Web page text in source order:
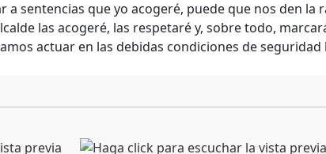
a sentencias que yo acogeré, puede que nos den la
las acogeré, las respetaré y, sobre todo,
actuar en las debidas condiciones de